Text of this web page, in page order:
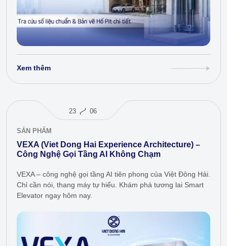
Xem thêm
23 06
SẢN PHẨM
VEXA (Viet Dong Hai Experience Architecture) –
Công Nghệ Gọi Tầng AI Không Chạm
VEXA – công nghệ gọi tầng AI tiên phong của Việt Đông Hải.
Chỉ cần nói, thang máy tự hiểu. Khám phá tương lai Smart
Elevator ngay hôm nay.